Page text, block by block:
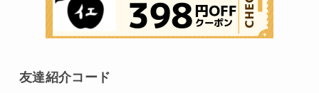
友達紹介コード